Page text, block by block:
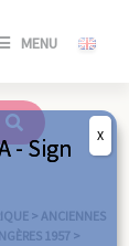
MENU
SE
/
> ANCIENNES
1957 >
- Sign
X